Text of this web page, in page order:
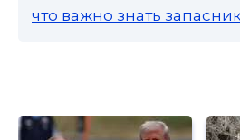
что важно знать